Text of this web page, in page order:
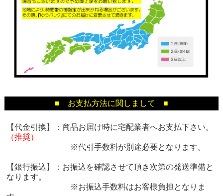
■ お支払方法に関しまして ■
【代金引換】：商品お届け時に宅配業者へお支払下さい。
（推奨）
※代引手数料が別途必要となります。
【銀行振込】：お振込を確認させて頂き次第の発送準備と
なります。
※お振込手数料はお客様負担となりま